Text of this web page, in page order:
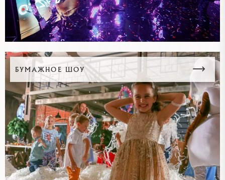
БУМАЖНОЕ ШОУ